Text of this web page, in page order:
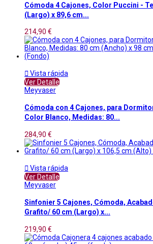
Cómoda 4 Cajones, Color Puccini -
(Largo) x 89,6 cm...
214,90 €
 Vista rápida
Ver Detalle
Meyvaser
Cómoda con 4 Cajones, para
Color Blanco, Medidas: 80...
284,90 €
 Vista rápida
Ver Detalle
Meyvaser
Sinfonier 5 Cajones, Cómoda,
Grafito/ 60 cm (Largo) x...
219,90 €